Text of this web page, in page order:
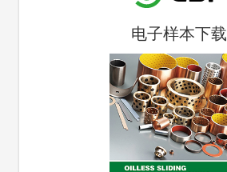
电子样本下载